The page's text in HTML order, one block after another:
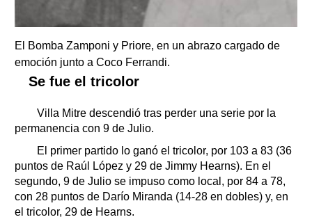
El Bomba Zamponi y Priore, en un abrazo cargado de
emoción junto a Coco Ferrandi.
Se fue el tricolor
Villa Mitre descendió tras perder una serie por la
permanencia con 9 de Julio.
El primer partido lo ganó el tricolor, por 103 a 83 (36
puntos de Raúl López y 29 de Jimmy Hearns). En el
segundo, 9 de Julio se impuso como local, por 84 a 78,
con 28 puntos de Darío Miranda (14-28 en dobles) y, en
el tricolor, 29 de Hearns.